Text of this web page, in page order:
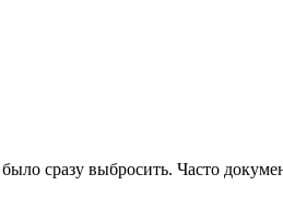
сразу выбросить. Часто